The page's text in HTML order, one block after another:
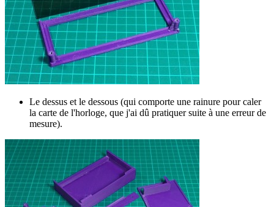
Le dessus et le dessous (qui comporte une rainure pour caler
la carte de l'horloge, que j'ai dû pratiquer suite à une erreur de
mesure).